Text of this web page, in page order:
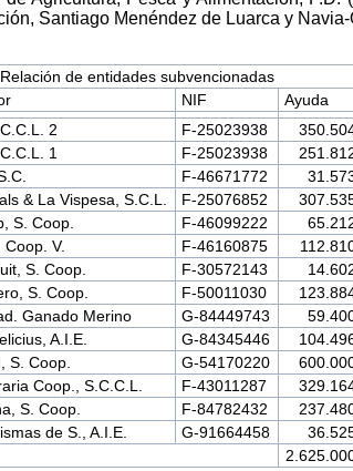
Santiago Menéndez de Luarca y Navia-
de entidades subvencionadas
NIF
Ayuda
2
F-25023938
1
F-25023938
F-46671772
& La Vispesa, S.C.L.
F-25076852
S. Coop.
F-46099222
V.
F-46160875
S. Coop.
F-30572143
S. Coop.
F-50011030
Ganado Merino
G-84449743
A.I.E.
G-84345446
S. Coop.
G-54170220
Coop., S.C.C.L.
F-43011287
S. Coop.
F-84782432
de S., A.I.E.
G-91664458